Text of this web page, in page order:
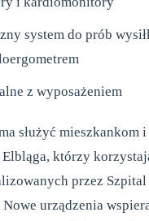
system do prób
z wyposażeniem
służyć mieszkankom i
którzy
przez
Nowe urządzenia